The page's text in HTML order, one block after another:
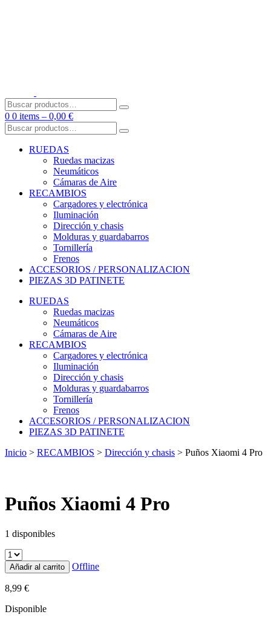
Buscar
por:
0 0 items – 0,00 €
Buscar
por:
RUEDAS
Ruedas macizas
Neumáticos
Cámaras de Aire
RECAMBIOS
Cargadores y electrónica
Iluminación
Dirección y chasis
Molduras y guardabarros
Tornillería
Frenos
ACCESORIOS / PERSONALIZACION
PIEZAS 3D PATINETE
RUEDAS
Ruedas macizas
Neumáticos
Cámaras de Aire
RECAMBIOS
Cargadores y electrónica
Iluminación
Dirección y chasis
Molduras y guardabarros
Tornillería
Frenos
ACCESORIOS / PERSONALIZACION
PIEZAS 3D PATINETE
Inicio > RECAMBIOS > Dirección y chasis > Puños Xiaomi 4 Pro
Puños Xiaomi 4 Pro
1 disponibles
Añadir al carrito Offline
8,99 €
Disponible